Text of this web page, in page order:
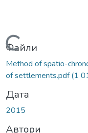
Вантажиться...
Файли
Method of spatio-
of settlements.pdf(1
Дата
2015
Автори